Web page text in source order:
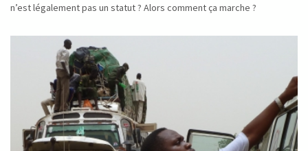
n’est légalement pas un statut ? Alors comment ça marche ?